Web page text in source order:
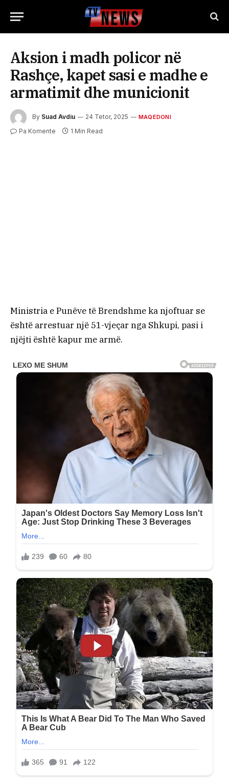
Aksion i madh policor në
Rashçe, kapet sasi e madhe e
armatimit dhe municionit
By Suad Avdiu 24 Tetor, 2025 MAQEDONI
Pa Komente 1 Min Read
Ministria e Punëve të Brendshme ka njoftuar se
është arrestuar një 51-vjeçar nga Shkupi, pasi i
njëjti është kapur me armë.